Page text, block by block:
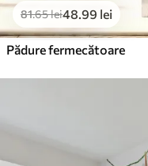
81.65lei48.99 lei
Pădure fermecătoare